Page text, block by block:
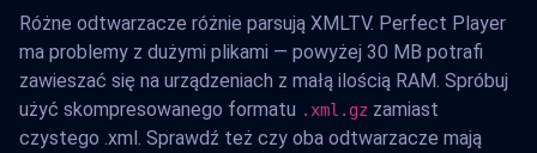
Różne odtwarzacze różnie parsują XMLTV. Perfect Player
ma problemy z dużymi plikami — powyżej 30 MB potrafi
zawieszać się na urządzeniach z małą ilością RAM. Spróbuj
użyć skompresowanego formatu .xml.gz zamiast
czystego .xml. Sprawdź też czy oba odtwarzacze mają